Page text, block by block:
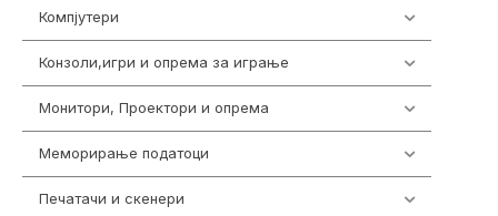
Компјутери
Конзоли,игри и опрема за играње
Монитори, Проектори и опрема
Меморирање податоци
Печатачи и скенери